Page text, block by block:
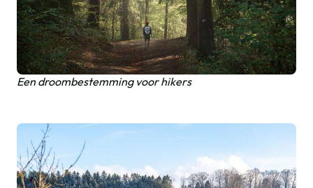
Een droombestemming voor hikers